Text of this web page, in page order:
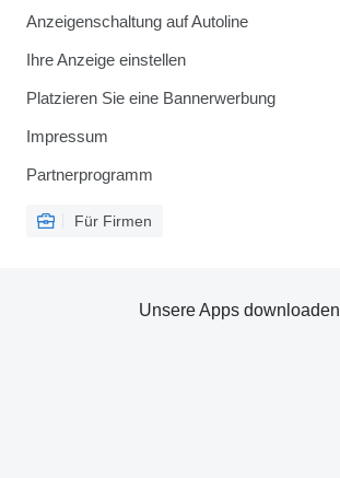
Anzeigenschaltung auf Autoline
Ihre Anzeige einstellen
Platzieren Sie eine Bannerwerbung
Impressum
Partnerprogramm
Für Firmen
Unsere Apps downloaden